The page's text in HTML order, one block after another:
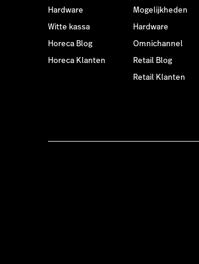
Hardware
Witte kassa
Horeca Blog
Horeca Klanten
Mogelijkheden
Hardware
Omnichannel
Retail Blog
Retail Klanten